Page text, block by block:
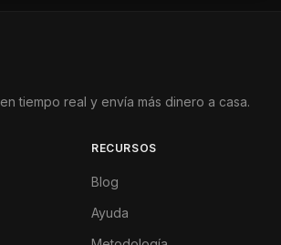
tiempo real y envía más dinero a casa.
RECURSOS
Blog
Ayuda